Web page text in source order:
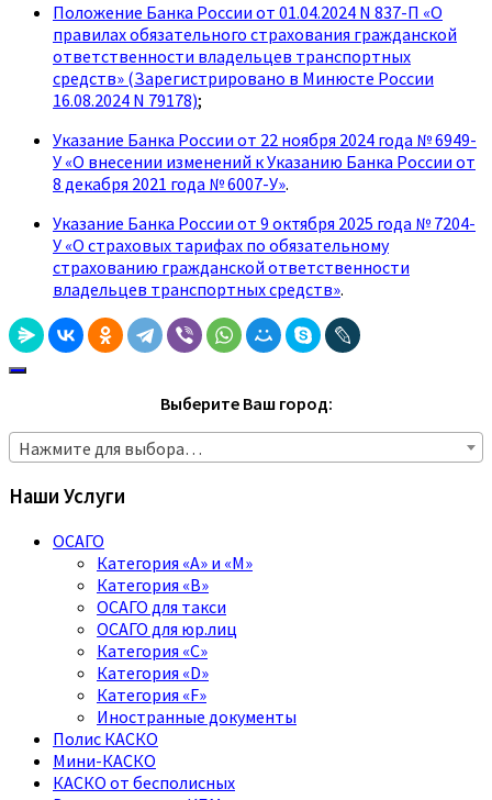
Положение Банка России от 01.04.2024 N 837-П «О
правилах обязательного страхования гражданской
ответственности владельцев транспортных
средств» (Зарегистрировано в Минюсте России
16.08.2024 N 79178);
Указание Банка России от 22 ноября 2024 года № 6949-
У «О внесении изменений к Указанию Банка России от
8 декабря 2021 года № 6007-У».
Указание Банка России от 9 октября 2025 года № 7204-
У «О страховых тарифах по обязательному
страхованию гражданской ответственности
владельцев транспортных средств».
Выберите Ваш город:
Нажмите для выбора…
Наши Услуги
ОСАГО
Категория «A» и «M»
Категория «B»
ОСАГО для такси
ОСАГО для юр.лиц
Категория «C»
Категория «D»
Категория «F»
Иностранные документы
Полис КАСКО
Мини-КАСКО
КАСКО от бесполисных